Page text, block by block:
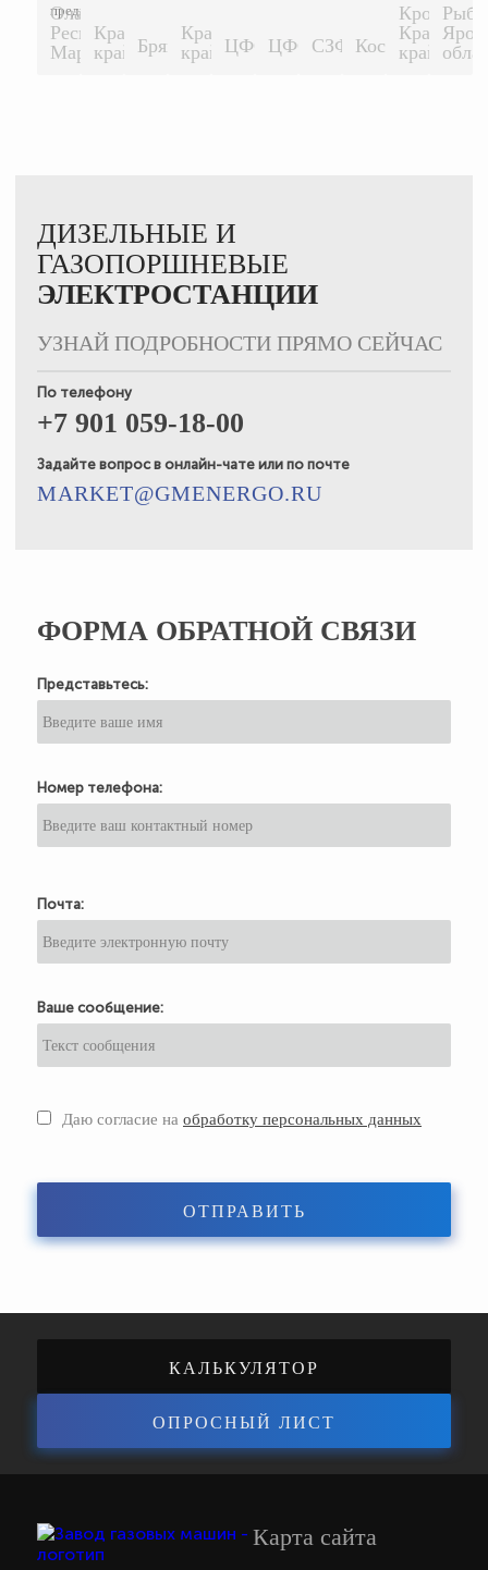
предприятие...
Ола,
Республика
Марий-Эл.
Краснодарский
край
1500 КВТ
Брянск500 КВТ
Краснодарский
край
1500 КВТ
ЦФО 200 КВТ
ЦФО 200 КВТ
СЗФО200 КВТ
Кострома 500
край
ФОРМА ОБРАТНОЙ СВЯЗИ
Представьтесь:
Номер телефона:
Почта:
Ваше сообщение:
Даю согласие на обработку персональных данных
ОТПРАВИТЬ
ДИЗЕЛЬНЫЕ И
ГАЗОПОРШНЕВЫЕ
ЭЛЕКТРОСТАНЦИИ
УЗНАЙ ПОДРОБНОСТИ ПРЯМО СЕЙЧАС
По телефону
+7 901 059-18-00
Задайте вопрос в онлайн-чате или по почте
MARKET@GMENERGO.RU
КАЛЬКУЛЯТОР
ЭНЕРГОЭФФЕКТИВНОСТИ
ОПРОСНЫЙ ЛИСТ
Карта сайта